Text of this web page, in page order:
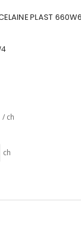
PLAST
/ ch
ch